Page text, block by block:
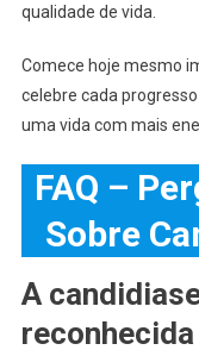
qualidade de vida.
Comece hoje mesmo
celebre cada
uma vida com mais
FAQ –
Sobre
A